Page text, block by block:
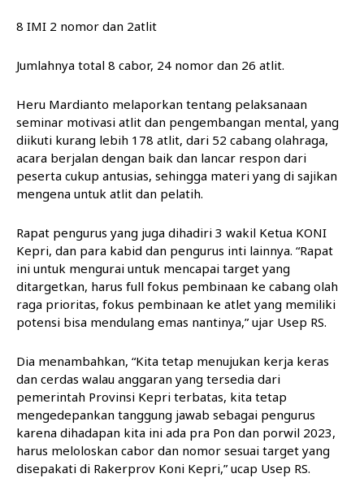
8 IMI 2 nomor dan 2atlit
Jumlahnya total 8 cabor, 24 nomor dan 26 atlit.
Heru Mardianto melaporkan tentang pelaksanaan
seminar motivasi atlit dan pengembangan mental, yang
diikuti kurang lebih 178 atlit, dari 52 cabang olahraga,
acara berjalan dengan baik dan lancar respon dari
peserta cukup antusias, sehingga materi yang di sajikan
mengena untuk atlit dan pelatih.
Rapat pengurus yang juga dihadiri 3 wakil Ketua KONI
Kepri, dan para kabid dan pengurus inti lainnya. “Rapat
ini untuk mengurai untuk mencapai target yang
ditargetkan, harus full fokus pembinaan ke cabang olah
raga prioritas, fokus pembinaan ke atlet yang memiliki
potensi bisa mendulang emas nantinya,” ujar Usep RS.
Dia menambahkan, “Kita tetap menujukan kerja keras
dan cerdas walau anggaran yang tersedia dari
pemerintah Provinsi Kepri terbatas, kita tetap
mengedepankan tanggung jawab sebagai pengurus
karena dihadapan kita ini ada pra Pon dan porwil 2023,
harus meloloskan cabor dan nomor sesuai target yang
disepakati di Rakerprov Koni Kepri,” ucap Usep RS.